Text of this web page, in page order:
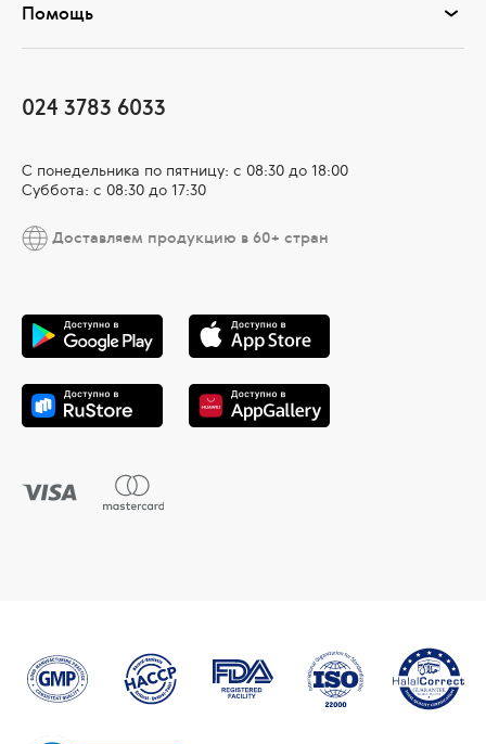
Помощь
024 3783 6033
С понедельника по пятницу: с 08:30 до 18:00
Суббота: с 08:30 до 17:30
Доставляем продукцию в 60+ стран